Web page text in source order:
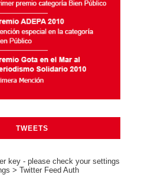
TWEETS
key - please check your settings
> Twitter Feed Auth